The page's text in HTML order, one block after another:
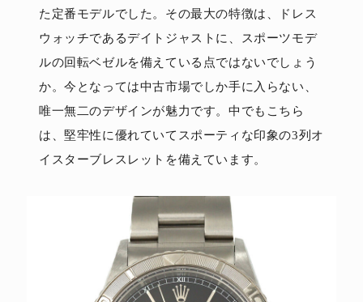
た定番モデルでした。その最大の特徴は、ドレス
ウォッチであるデイトジャストに、スポーツモデ
ルの回転ベゼルを備えている点ではないでしょう
か。今となっては中古市場でしか手に入らない、
唯一無二のデザインが魅力です。中でもこちら
は、堅牢性に優れていてスポーティな印象の3列オ
イスターブレスレットを備えています。